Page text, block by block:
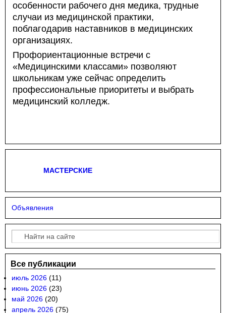
особенности рабочего дня медика, трудные
случаи из медицинской практики,
поблагодарив наставников в медицинских
организациях.
Профориентационные встречи с
«Медицинскими классами» позволяют
школьникам уже сейчас определить
профессиональные приоритеты и выбрать
медицинский колледж.
МАСТЕРСКИЕ
Объявления
Форма поиска
Поиск
Все публикации
июль 2026 (11)
июнь 2026 (23)
май 2026 (20)
апрель 2026 (75)